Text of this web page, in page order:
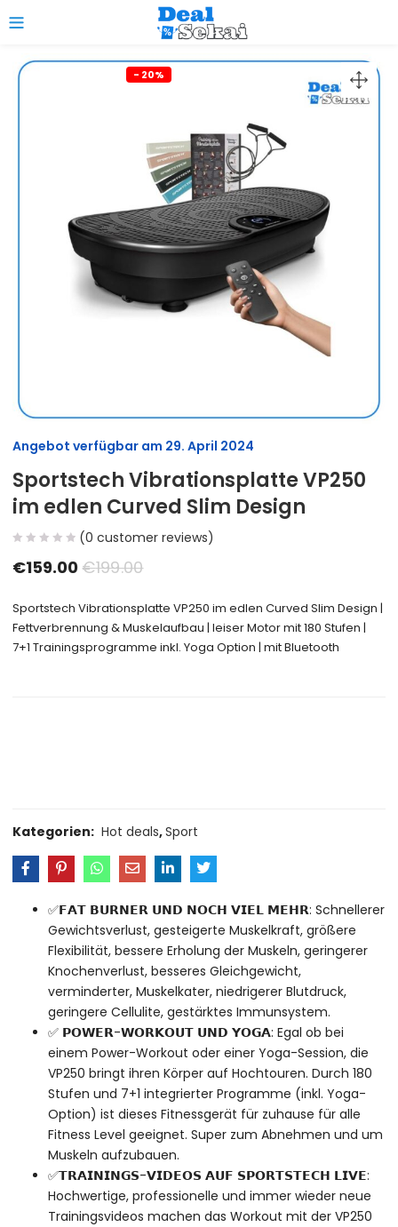
- 20%
Angebot verfügbar am 29. April 2024
Sportstech Vibrationsplatte VP250
im edlen Curved Slim Design
(0 customer reviews)
€159.00€199.00
Sportstech Vibrationsplatte VP250 im edlen Curved Slim Design |
Fettverbrennung & Muskelaufbau | leiser Motor mit 180 Stufen |
7+1 Trainingsprogramme inkl. Yoga Option | mit Bluetooth
Kategorien: Hot deals,Sport
✅𝗙𝗔𝗧 𝗕𝗨𝗥𝗡𝗘𝗥 𝗨𝗡𝗗 𝗡𝗢𝗖𝗛 𝗩𝗜𝗘𝗟 𝗠𝗘𝗛𝗥: Schnellerer
Gewichtsverlust, gesteigerte Muskelkraft, größere
Flexibilität, bessere Erholung der Muskeln, geringerer
Knochenverlust, besseres Gleichgewicht,
verminderter, Muskelkater, niedrigerer Blutdruck,
geringere Cellulite, gestärktes Immunsystem.
✅ 𝗣𝗢𝗪𝗘𝗥-𝗪𝗢𝗥𝗞𝗢𝗨𝗧 𝗨𝗡𝗗 𝗬𝗢𝗚𝗔: Egal ob bei
einem Power-Workout oder einer Yoga-Session, die
VP250 bringt ihren Körper auf Hochtouren. Durch 180
Stufen und 7+1 integrierter Programme (inkl. Yoga-
Option) ist dieses Fitnessgerät für zuhause für alle
Fitness Level geeignet. Super zum Abnehmen und um
Muskeln aufzubauen.
✅𝗧𝗥𝗔𝗜𝗡𝗜𝗡𝗚𝗦-𝗩𝗜𝗗𝗘𝗢𝗦 𝗔𝗨𝗙 𝗦𝗣𝗢𝗥𝗧𝗦𝗧𝗘𝗖𝗛 𝗟𝗜𝗩𝗘:
Hochwertige, professionelle und immer wieder neue
Trainingsvideos machen das Workout mit der VP250